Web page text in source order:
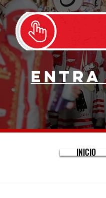
Entra
INICIO